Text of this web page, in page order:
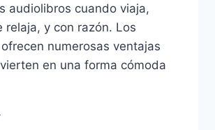
audiolibros cuando viaja,
relaja, y con razón. Los
numerosas ventajas
en una forma cómoda